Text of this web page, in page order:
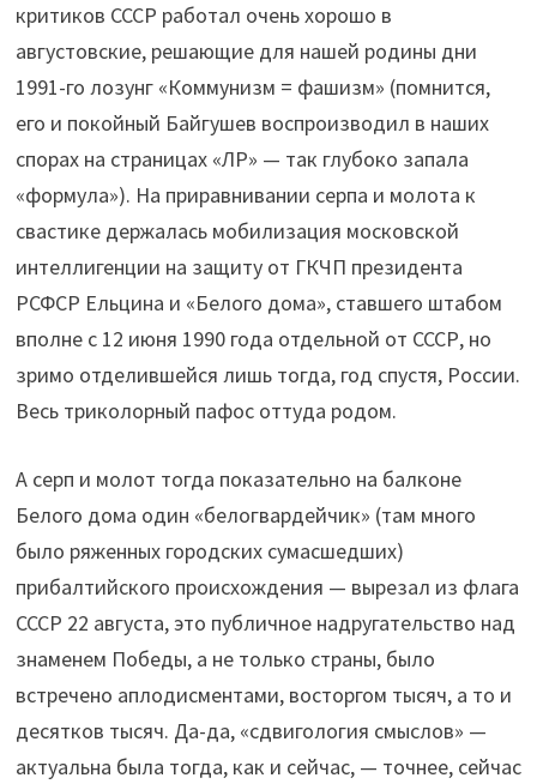
критиков СССР работал очень хорошо в
августовские, решающие для нашей родины дни
1991-го лозунг «Коммунизм = фашизм» (помнится,
его и покойный Байгушев воспроизводил в наших
спорах на страницах «ЛР» — так глубоко запала
«формула»). На приравнивании серпа и молота к
свастике держалась мобилизация московской
интеллигенции на защиту от ГКЧП президента
РСФСР Ельцина и «Белого дома», ставшего штабом
вполне с 12 июня 1990 года отдельной от СССР, но
зримо отделившейся лишь тогда, год спустя, России.
Весь триколорный пафос оттуда родом.
А серп и молот тогда показательно на балконе
Белого дома один «белогвардейчик» (там много
было ряженных городских сумасшедших)
прибалтийского происхождения — вырезал из флага
СССР 22 августа, это публичное надругательство над
знаменем Победы, а не только страны, было
встречено аплодисментами, восторгом тысяч, а то и
десятков тысяч. Да-да, «сдвигология смыслов» —
актуальна была тогда, как и сейчас, — точнее, сейчас